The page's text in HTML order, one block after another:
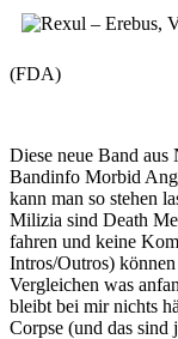
(FDA)
Diese neue Band
Bandinfo Morbid
kann man so stehen
Milizia sind Death
fahren und keine
Intros/Outros)
Vergleichen was
bleibt bei mir nichts
Corpse (und das sind